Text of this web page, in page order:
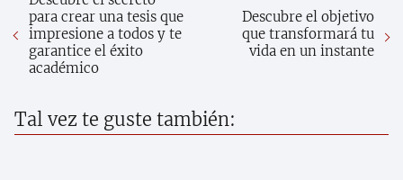
para crear una tesis que
impresione a todos y te
garantice el éxito
académico
Descubre el objetivo
que transformará tu
vida en un instante
Tal vez te guste también: